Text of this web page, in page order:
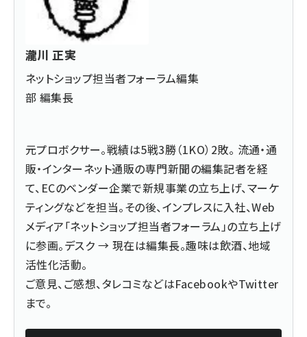
瀧川 正実
ネットショップ担当者フォーラム編集
部 編集長
元プロボクサー。戦績は5戦3勝（1KO）2敗。 流通・通
販・インターネット通販の専門新聞の編集記者を経
て、ECのベンダー企業で新規事業の立ち上げ、マーケ
ティングなどを担当。その後、インプレスに入社、Web
メディア「ネットショップ担当者フォーラム」の立ち上げ
に参画。デスク → 現在は編集長。趣味は飲酒、地域
活性化活動。
ご意見、ご感想、タレコミなどはFacebookやTwitter
まで。